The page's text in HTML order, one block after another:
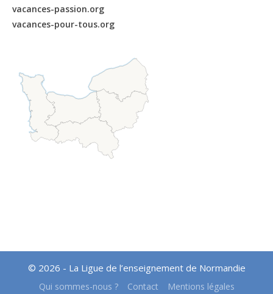
vacances-passion.org
vacances-pour-tous.org
© 2026 - La Ligue de l’enseignement de Normandie
Qui sommes-nous ? Contact Mentions légales